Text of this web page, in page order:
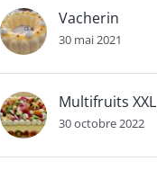
Vacherin
30 mai 2021
Multifruits XXL
30 octobre 2022